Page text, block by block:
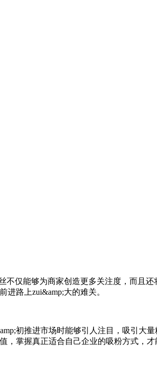
仅能够为商家创造更多关注度，而且还
路上zui&amp;大的难关。
初推进市场时能够引人注目，吸引大量
，掌握真正适合自己企业的吸粉方式，